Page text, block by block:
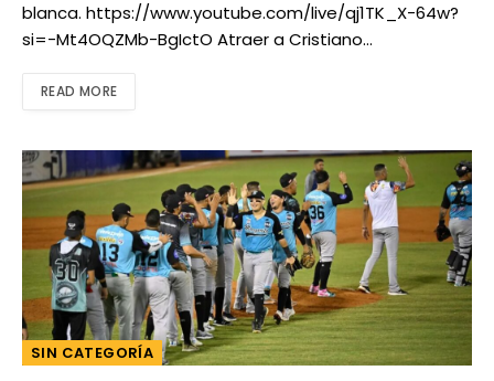
blanca. https://www.youtube.com/live/qj1TK_X-64w?
si=-Mt4OQZMb-BgIctO Atraer a Cristiano…
READ MORE
SIN CATEGORÍA